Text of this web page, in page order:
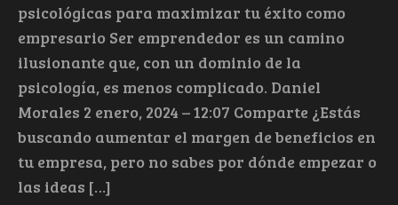
psicológicas para maximizar tu éxito como
empresario Ser emprendedor es un camino
ilusionante que, con un dominio de la
psicología, es menos complicado. Daniel
Morales 2 enero, 2024 – 12:07 Comparte ¿Estás
buscando aumentar el margen de beneficios en
tu empresa, pero no sabes por dónde empezar o
las ideas […]